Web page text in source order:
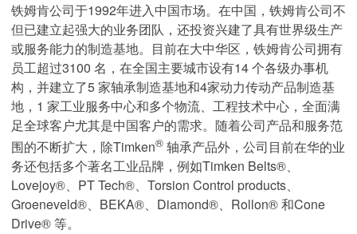
企业社会责任之匠心造品
产品组合
产品
服务市场
品牌组合
创新
投资者
铁姆肯公司于1992年进入中国市场。在中国，铁姆肯公司不
但已建立起强大的业务团队，还投资兴建了具有世界级生产
或服务能力的制造基地。目前在大中华区，铁姆肯公司拥有
员工超过3100 名，在全国主要城市设有14 个各级办事机
构，并建立了5 家轴承制造基地和4家动力传动产品制造基
地，1 家工业服务中心和多个物流、工程技术中心，全面满
足全球客户尤其是中国客户的需求。随着公司产品和服务范
围的不断扩大，除Timken® 轴承产品外，公司目前在华的业
务还包括多个著名工业品牌，例如Timken Belts®、
Lovejoy®、PT Tech®、Torsion Control products、
Groeneveld®、BEKA®、Diamond®、Rollon® 和Cone
Drive® 等。